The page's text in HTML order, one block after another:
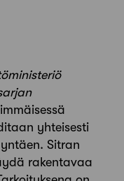
yhteisesti
Sitran
rakentavaa